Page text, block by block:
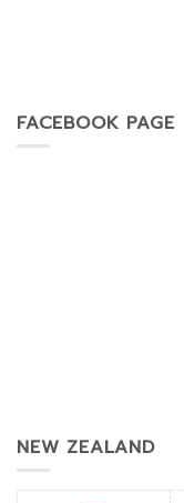
FACEBOOK PAGE
NEW ZEALAND